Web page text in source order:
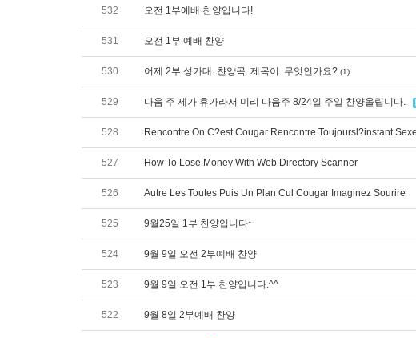
532 오전 1부예배 찬양입니다!
531 오전 1부 예배 찬양
530 어제 2부 성가대. 챤양곡. 제목이. 무엇인가요? (1)
529 다음 주 제가 휴가라서 미리 다음주 8/24일 주일 찬양올립니다.
528 Rencontre On C?est Cougar Rencontre Toujoursl?instant Sexe
527 How To Lose Money With Web Directory Scanner
526 Autre Les Toutes Puis Un Plan Cul Cougar Imaginez Sourire
525 9월25일 1부 찬양입니다~
524 9월 9일 오전 2부예배 찬양
523 9월 9일 오전 1부 찬양입니다.^^
522 9월 8일 2부예배 찬양